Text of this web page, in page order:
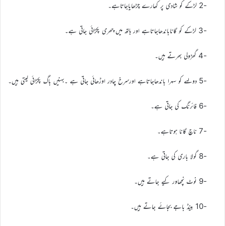
-2 لڑکے کو شادی پر کھارے چڑھایاجاتاہے۔
-3 لڑکے کو گاناباندھاجاتاہے اور ہاتھ میں چھری پکڑائی جاتی ہے۔
-4 گھڑولی بھرتے ہیں۔
-5 دولہے کو سہرا باندھاجاتاہے اورسرخ چادر اوڑھائی جاتی ہے ۔بہنیں باگ پکڑائی لیتی ہیں۔
-6 فائرنگ کی جاتی ہے۔
-7 ناچ گانا ہوتاہے۔
-8 گولا باری کی جاتی ہے۔
-9 نوٹ نچھاور کیے جاتے ہیں۔
-10 بینڈ باجے بجائے جاتے ہیں۔